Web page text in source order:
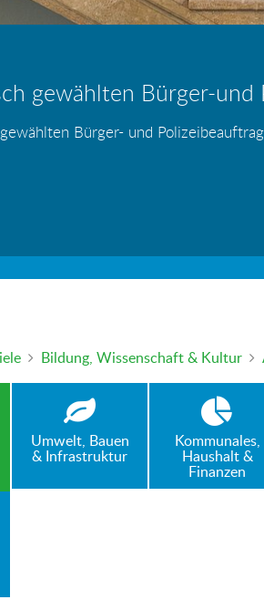
gewählten Bürger-
Bürger- und
– wer haftet für die
Blei - gefährlich und
mündlich an die
Bildung, Wissenschaft & Kultur
Umwelt, Bauen
& Infrastruktur
Kommunales,
Haushalt &
Finanzen